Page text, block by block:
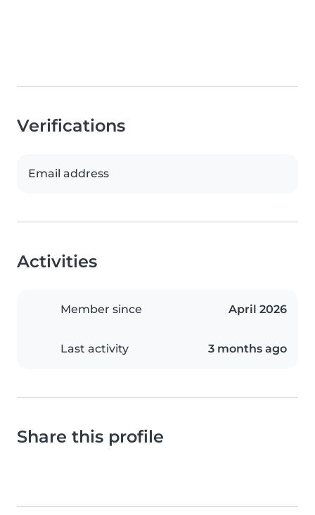
Verifications
Email address
Activities
Member since April 2026
Last activity 3 months ago
Share this profile